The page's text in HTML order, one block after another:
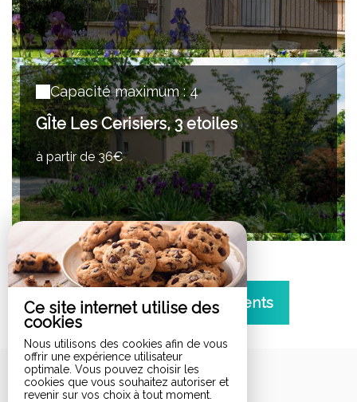
Ce site internet utilise des
cookies
Nous utilisons des cookies afin de vous
offrir une expérience utilisateur
optimale. Vous pouvez choisir les
cookies que vous souhaitez autoriser et
revenir sur vos choix à tout moment.
Capacité maximum : 4
GÎte Les Cerisiers, 3 etoiles
à partir de 36€
Voir tous les hébergements
Nos options